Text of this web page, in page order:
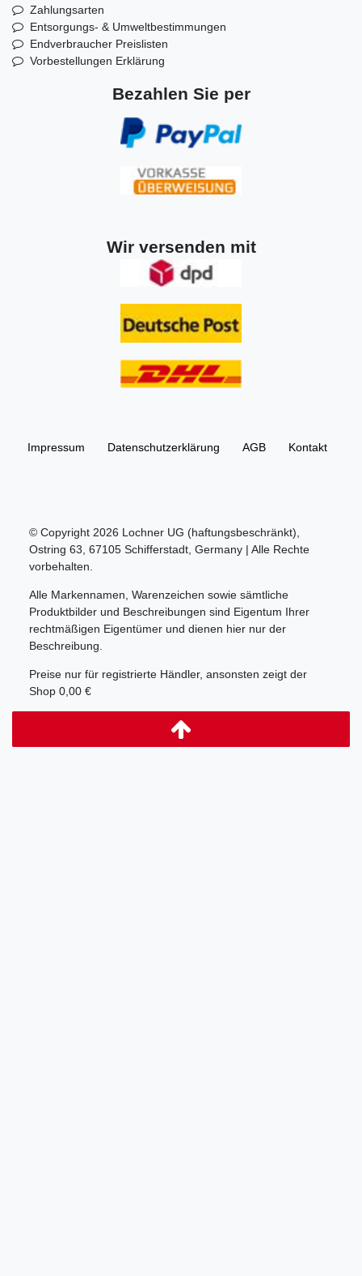
Zahlungsarten
Entsorgungs- & Umweltbestimmungen
Endverbraucher Preislisten
Vorbestellungen Erklärung
Bezahlen Sie per
Wir versenden mit
Impressum Daten­schutz­erklärung AGB Kontakt
© Copyright 2026 Lochner UG (haftungsbeschränkt),
Ostring 63, 67105 Schifferstadt, Germany | Alle Rechte
vorbehalten.
Alle Markennamen, Warenzeichen sowie sämtliche
Produktbilder und Beschreibungen sind Eigentum Ihrer
rechtmäßigen Eigentümer und dienen hier nur der
Beschreibung.
Preise nur für registrierte Händler, ansonsten zeigt der
Shop 0,00 €